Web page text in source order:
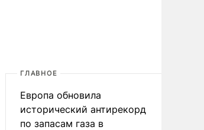
ГЛАВНОЕ
Европа обновила
исторический антирекорд
по запасам газа в